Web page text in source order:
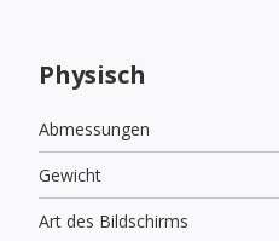
Physisch
Abmessungen
Gewicht
Art des Bildschirms